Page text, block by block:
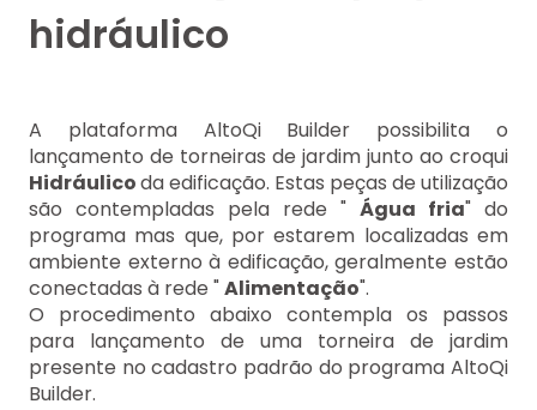
hidráulico
A plataforma AltoQi Builder possibilita o
lançamento de torneiras de jardim junto ao croqui
Hidráulicoda edificação. Estas peças de utilização
são contempladas pela rede " Água fria" do
programa mas que, por estarem localizadas em
ambiente externo à edificação, geralmente estão
conectadas à rede "Alimentação".
O procedimento abaixo contempla os passos
para lançamento de uma torneira de jardim
presente no cadastro padrão do programa AltoQi
Builder.